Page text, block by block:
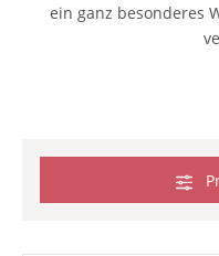
ein ganz besonderes